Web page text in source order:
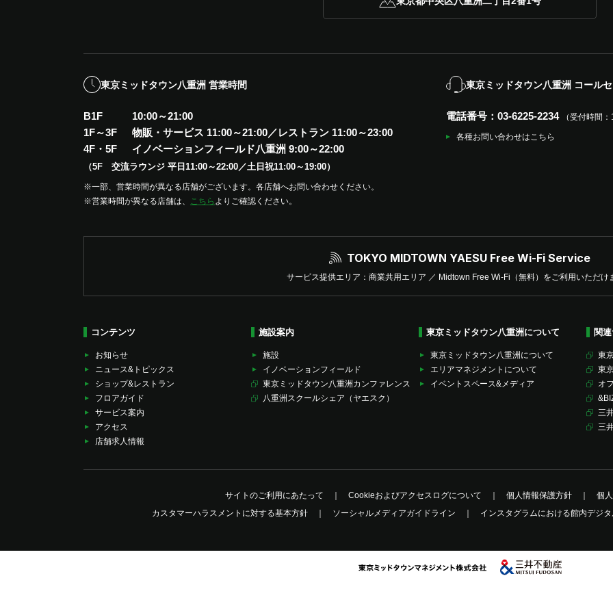
東京ミッドタウン八重洲 営業時間
B1F
10:00～21:00
1F～3F
物販・サービス 11:00～21:00／レストラン 11:00～23:00
4F・5F
イノベーションフィールド八重洲 9:00～22:00
（5F 交流ラウンジ 平日11:00～22:00／土日祝11:00～19:00）
※一部、営業時間が異なる店舗がございます。各店舗へお問い合わせください。
※営業時間が異なる店舗は、 こちら よりご確認ください。
東京ミッドタウン八重洲 コール
電話番号：03-6225-2234 （受付時間
各種お問い合わせはこちら
TOKYO MIDTOWN YAESU Free Wi-Fi Service
サービス提供エリア：商業共用エリア ／ Midtown Free Wi-Fi（無料）をご利用いただけ
コンテンツ
お知らせ
ニュース&トピックス
ショップ&レストラン
フロアガイド
サービス案内
アクセス
店舗求人情報
施設案内
施設
イノベーションフィールド
東京ミッドタウン八重洲カンファレンス
八重洲スクールシェア（ヤエスク）
東京ミッドタウン八重洲について
東京ミッドタウン八重洲について
エリアマネジメントについて
イベントスペース&メディア
関
東
東
オ
三
三
サイトのご利用にあたって Cookieおよびアクセスログについて 個人情報保護方針
個
カスタマーハラスメントに対する基本方針
ソーシャルメディアガイドライン インスタグラムにおける館内デジ